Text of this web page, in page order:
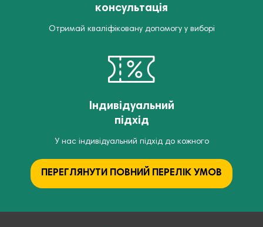
консультація
Отримай кваліфіковану допомогу у виборі
Індивідуальний
підхід
У нас індивідуальний підхід до кожного
ПЕРЕГЛЯНУТИ ПОВНИЙ ПЕРЕЛІК УМОВ